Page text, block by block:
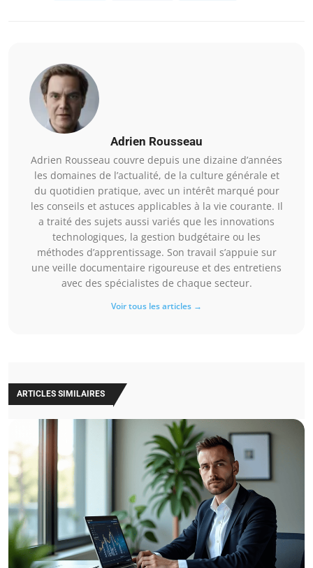
Adrien Rousseau
Adrien Rousseau couvre depuis une dizaine d’années
les domaines de l’actualité, de la culture générale et
du quotidien pratique, avec un intérêt marqué pour
les conseils et astuces applicables à la vie courante. Il
a traité des sujets aussi variés que les innovations
technologiques, la gestion budgétaire ou les
méthodes d’apprentissage. Son travail s’appuie sur
une veille documentaire rigoureuse et des entretiens
avec des spécialistes de chaque secteur.
Voir tous les articles →
ARTICLES SIMILAIRES